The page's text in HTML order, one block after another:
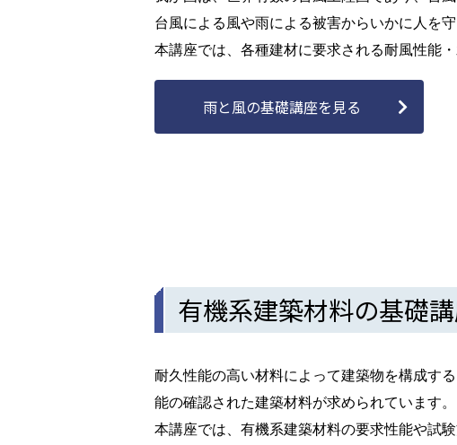
台風による風や雨による被害からいかに人を
本講座では、各種建材に要求される耐風性能
雨と風の基礎講座を見る
有機系建築材料の基礎
耐久性能の高い材料によって建築物を構成す
能の確認された建築材料が求められています。
本講座では、有機系建築材料の要求性能や試